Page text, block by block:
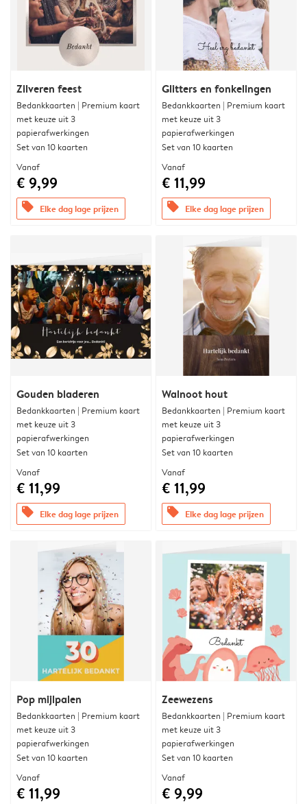
Zilveren feest
Bedankkaarten | Premium kaart
met keuze uit 3
papierafwerkingen
Set van 10 kaarten
Vanaf
€ 9,99
offers Elke dag lage prijzen
Glitters en fonkelingen
Bedankkaarten | Premium kaart
met keuze uit 3
papierafwerkingen
Set van 10 kaarten
Vanaf
€ 11,99
offers Elke dag lage prijzen
Gouden bladeren
Bedankkaarten | Premium kaart
met keuze uit 3
papierafwerkingen
Set van 10 kaarten
Vanaf
€ 11,99
offers Elke dag lage prijzen
Walnoot hout
Bedankkaarten | Premium kaart
met keuze uit 3
papierafwerkingen
Set van 10 kaarten
Vanaf
€ 11,99
offers Elke dag lage prijzen
Pop mijlpalen
Bedankkaarten | Premium kaart
met keuze uit 3
papierafwerkingen
Set van 10 kaarten
Vanaf
€ 11,99
Zeewezens
Bedankkaarten | Premium kaart
met keuze uit 3
papierafwerkingen
Set van 10 kaarten
Vanaf
€ 9,99